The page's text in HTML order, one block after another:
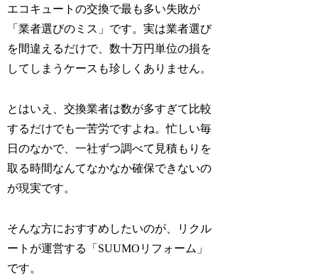
エコキュートの交換で最も多い失敗が
「業者選びのミス」です。実は業者選び
を間違えるだけで、数十万円単位の損を
してしまうケースも珍しくありません。
とはいえ、交換業者は数が多すぎて比較
するだけでも一苦労ですよね。忙しい毎
日のなかで、一社ずつ調べて見積もりを
取る時間なんてなかなか確保できないの
が現実です。
そんな方におすすめしたいのが、リクル
ートが運営する「SUUMOリフォーム」
です。